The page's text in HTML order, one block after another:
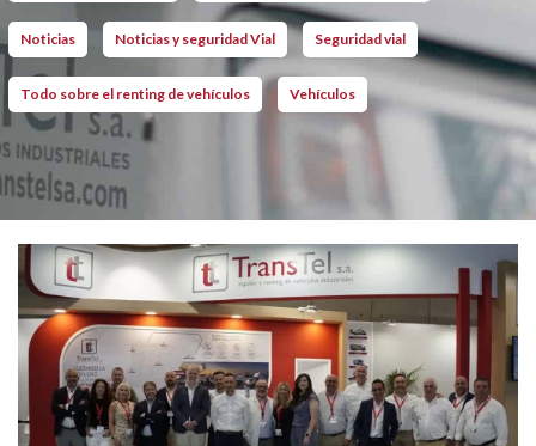
Noticias Noticias y seguridad Vial Seguridad vial
Todo sobre el renting de vehículos Vehículos